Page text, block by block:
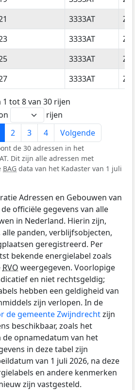
3333AT
3333AT
3333AT
3333AT
1 tot 8 van 30 rijen
rijen
2 3 4 Volgende
de 30 adressen in het
Dit zijn alle adressen met
BAG data van het Kadaster van 1 juli
Adressen en Gebouwen van
officiële gegevens van alle
in Nederland. Hierin zijn,
alle panden, verblijfsobjecten,
geregistreerd. Per
bekende energielabel zoals
RVO weergegeven. Voorlopige
en niet rechtsgeldig;
hebben een geldigheid van
zijn verlopen. In de
de gemeente Zwijndrechtzijn
beschikbaar, zoals het
opnamedatum van het
in deze tabel zijn
van 1 juli 2026, na deze
en andere kenmerken
zijn vastgesteld.